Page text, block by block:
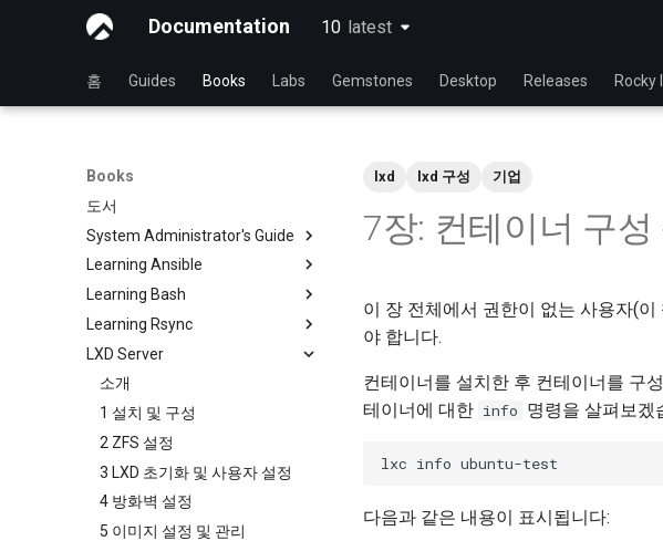
Documentation 10 latest
latest
홈 Guides Books Labs Gemstones Desktop Releases Rocky
Books
도서
System Administrator's Guide
Rocky와 함께 Linux를 배우기
Linux 운영 체제 소개
Linux 명령어
고급 Linux 명령
VI 텍스트 편집기
사용자 관리
파일 시스템
프로세스 관리
백업 및 복원
시스템 시작
Learning Ansible
Rocky와 Ansible 배우기
Ansible 기초
Ansible 중급
파일 관리
Ansible Galaxy
Ansistrano로 배포
대규모 인프라
필터 작업
관리 서버 최적화
Learning Bash
Rocky와 함께 배우는 Bash
Bash - 첫 번째 스크립트
Bash - 변수 사용하기
Bash - 데이터 입력 및 조작
Bash - 연습 문제
Bash - 테스트
Bash - 조건문 구조 if 및 case
Bash - 루프
Learning Rsync
rsync 간략한 설명
rsync 데모 01
rsync 데모 02
rsync 구성 파일
rsync 비밀번호 없는 인증 로그
인
inotify-tools 설치 및 사용
LXD Server
소개
1 설치 및 구성
2 ZFS 설정
3 LXD 초기화 및 사용자 설정
4 방화벽 설정
5 이미지 설정 및 관리
lxd lxd 구성 기업
7장: 컨테이너 구성
이 장 전체에서 권한이 없는 사용자(
야 합니다.
컨테이너를 설치한 후 컨테이너를 구
테이너에 대한 info 명령을 살펴보겠
다음과 같은 내용이 표시됩니다: